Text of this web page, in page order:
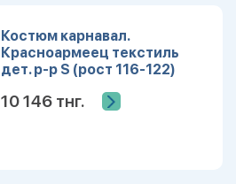
Костюм карнавал.
Красноармеец текстиль
дет. р-р S (рост 116-122)
10 146 тнг.